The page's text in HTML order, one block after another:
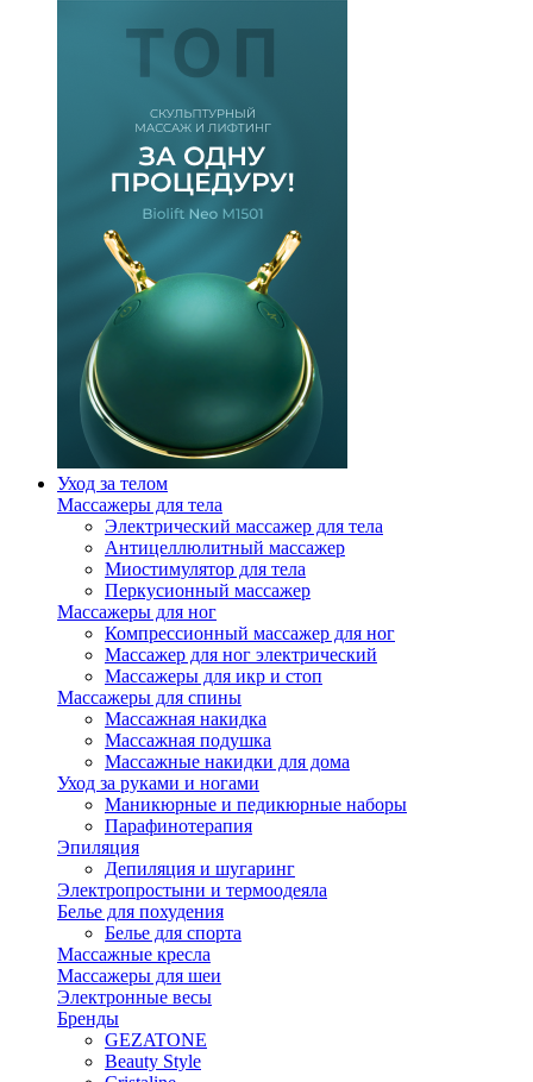
Уход за телом
Массажеры для тела
Электрический массажер для тела
Антицеллюлитный массажер
Миостимулятор для тела
Перкусионный массажер
Массажеры для ног
Компрессионный массажер для ног
Массажер для ног электрический
Массажеры для икр и стоп
Массажеры для спины
Массажная накидка
Массажная подушка
Массажные накидки для дома
Уход за руками и ногами
Маникюрные и педикюрные наборы
Парафинотерапия
Эпиляция
Депиляция и шугаринг
Электропростыни и термоодеяла
Белье для похудения
Белье для спорта
Массажные кресла
Массажеры для шеи
Электронные весы
Бренды
GEZATONE
Beauty Style